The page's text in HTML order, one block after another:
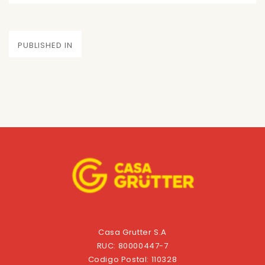
Navegación
PUBLISHED IN
Casa Grutter S.A
RUC: 80000447-7
Codigo Postal: 110328